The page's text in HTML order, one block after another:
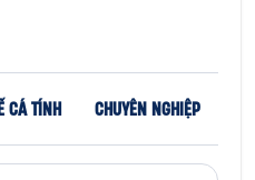
CÁ TÍNH CHUYÊN NGHIỆP